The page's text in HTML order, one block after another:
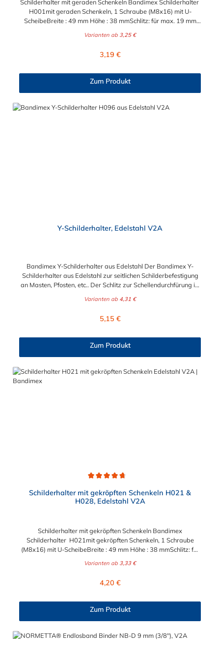
Schilderhalter mit geraden Schenkeln Bandimex Schilderhalter
H001mit geraden Schenkeln, 1 Schraube (M8x16) mit U-
ScheibeBreite : 49 mm Höhe : 38 mmSchlitz: für max. 19 mm
Schenkeln, 2 Schrauben (M8x16) mit U-ScheibeBreite : 57
BandbreiteLochabstand (Mitte-Mitte) : 38 mm
Varianten ab 3,25 €
Regulärer Preis:
3,19 €
Zum Produkt
Y-Schilderhalter, Edelstahl V2A
Bandimex Y-Schilderhalter aus Edelstahl Der Bandimex Y-
Schilderhalter aus Edelstahl zur seitlichen Schilderbefestigung
an Masten, Pfosten, etc.. Der Schlitz zur Schellendurchfürung ist
finden Sie passende Schlauchschellen im Zubehör. Y-
(M8)Lochmittenabstand: 21 mmLangloch zur
Schildbefestigung: 60 mmGesamtlänge: 80 mm Y-
Schilderhalter H097: Befestigungslöcher: 8,5 mm
(M8)Lochmittenabstand: 38 mmLangloch zur
Schellendurchführung: 23 x 8 mmLänge der
Schildbefestigung: 100 mmGesamtlänge: 125 mm
Varianten ab 4,31 €
Regulärer Preis:
5,15 €
Zum Produkt
Schilderhalter mit gekröpften Schenkeln H021 &
H028, Edelstahl V2A
Schilderhalter mit gekröpften Schenkeln Bandimex
Schilderhalter H021mit gekröpften Schenkeln, 1 Schraube
(M8x16) mit U-ScheibeBreite : 49 mm Höhe : 38 mmSchlitz: für
gekröpften Schenkeln, 2 Schrauben (M8x16) mit U-
BandbreiteLochabstand (Mitte-Mitte) : 38 mm
Varianten ab 3,33 €
Regulärer Preis:
4,20 €
Zum Produkt